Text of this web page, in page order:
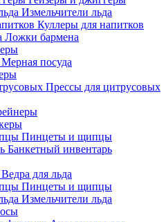
Измельчители льда
Куллеры для напитков
Ложки бармена
Мерная посуда
Прессы для цитрусовых
Пинцеты и щипцы
Банкетный инвентарь
Ведра для льда
Пинцеты и щипцы
Измельчители льда